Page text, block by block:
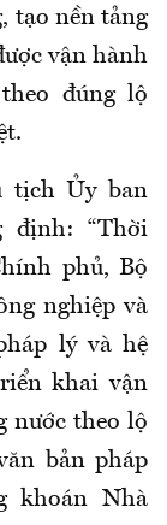
tạo nền tảng
vận hành
đúng lộ
tịch Ủy ban
định: “Thời
phủ, Bộ
nghiệp và
lý và hệ
khai vận
nước theo lộ
bản pháp
khoán Nhà